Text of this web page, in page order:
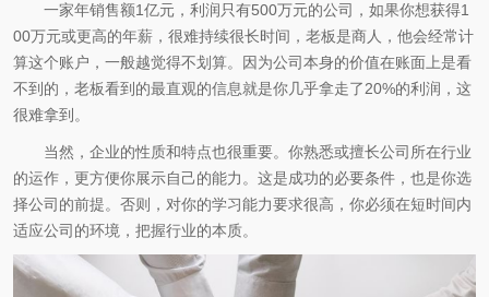
一家年销售额1亿元，利润只有500万元的公司，如果你想获得1
00万元或更高的年薪，很难持续很长时间，老板是商人，他会经常计
算这个账户，一般越觉得不划算。因为公司本身的价值在账面上是看
不到的，老板看到的最直观的信息就是你几乎拿走了20%的利润，这
很难拿到。
当然，企业的性质和特点也很重要。你熟悉或擅长公司所在行业
的运作，更方便你展示自己的能力。这是成功的必要条件，也是你选
择公司的前提。否则，对你的学习能力要求很高，你必须在短时间内
适应公司的环境，把握行业的本质。